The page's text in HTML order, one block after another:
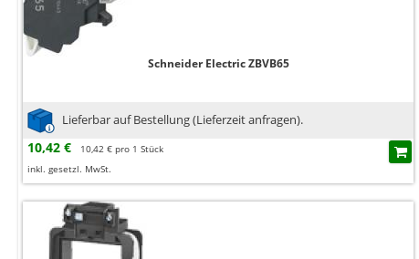
Schneider Electric ZBVB65
Lieferbar auf Bestellung (Lieferzeit anfragen).
10,42 €
10,42 € pro 1 Stück
inkl. gesetzl. MwSt.